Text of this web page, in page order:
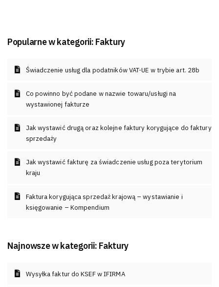
Popularne w kategorii: Faktury
Świadczenie usług dla podatników VAT-UE w trybie art. 28b
Co powinno być podane w nazwie towaru/usługi na
wystawionej fakturze
Jak wystawić drugą oraz kolejne faktury korygujące do faktury
sprzedaży
Jak wystawić fakturę za świadczenie usług poza terytorium
kraju
Faktura korygująca sprzedaż krajową – wystawianie i
księgowanie – Kompendium
Najnowsze w kategorii: Faktury
Wysyłka faktur do KSEF w IFIRMA